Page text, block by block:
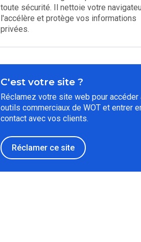
toute sécurité. Il nettoie votre
l'accélère et protège vos informations
privées.
C'est votre site ?
Réclamez votre site web pour accéder
outils commerciaux de WOT et entrer
contact avec vos clients.
Réclamer ce site